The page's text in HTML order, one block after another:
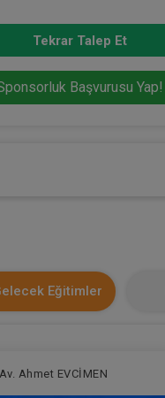
Tekrar Talep Et
Başvurusu Yap!
Eğitimler
Av. Ahmet EVCİMEN